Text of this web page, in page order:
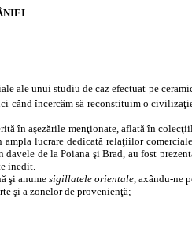
ale unui studiu de caz efectuat pe
când încercăm să reconstituim o
în aşezările menţionate, aflată în
lucrare dedicată relaţiilor
de la Poiana şi Brad, au fost
inedit.
şi anumesigillatele orientale, axându-ne
şi a zonelor de provenienţă;